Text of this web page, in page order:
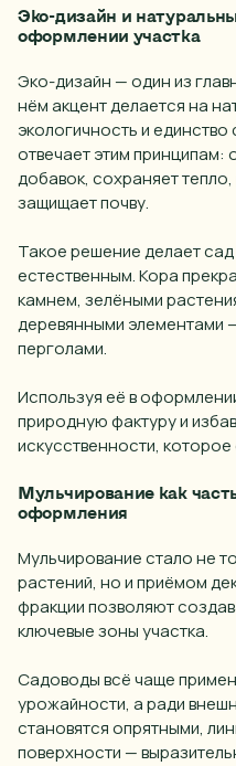
Эко-дизайн и
оформлении участка
Эко-дизайн — один из
нём акцент делается на
экологичность и
отвечает этим принципам:
добавок, сохраняет
защищает почву.
Такое решение делает
естественным. Кора
камнем, зелёными
деревянными элементами
перголами.
Используя её в
природную фактуру и
искусственности,
Мульчирование как
оформления
Мульчирование стало не
растений, но и приёмом
фракции позволяют
ключевые зоны участка.
Садоводы всё чаще
урожайности, а ради
становятся опрятными,
поверхности —